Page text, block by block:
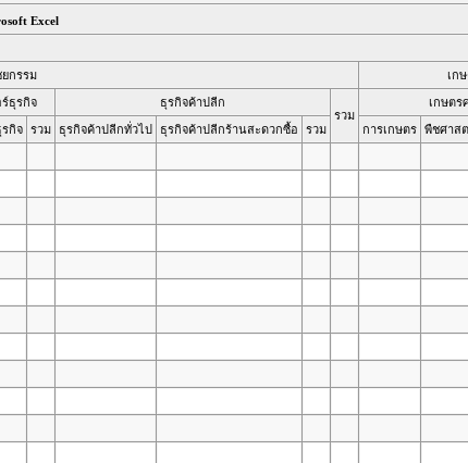
Excel
กรรม เก
ธุรกิจ
ธุรกิจค้าปลีก
รวม
เกษตร
กิจ รวม ธุรกิจค้าปลีกทั่วไป ธุรกิจค้าปลีกร้านสะดวกซื้อ รวม การเกษตร พืชศาส